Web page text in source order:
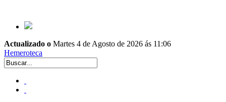
Actualizado o Martes 4 de Agosto de 2026 ás 11:06
Hemeroteca